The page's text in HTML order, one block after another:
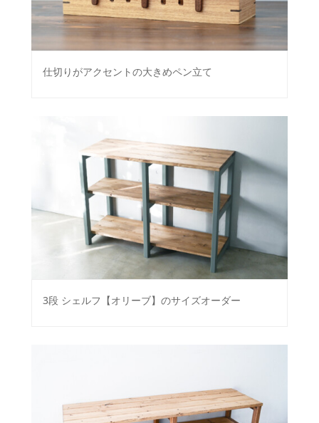
仕切りがアクセントの大きめペン立て
3段 シェルフ【オリーブ】のサイズオーダー